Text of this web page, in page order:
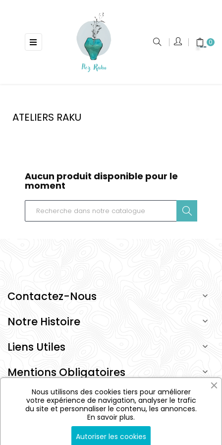
Basculer
la
☰ 0
ATELIERS RAKU
Aucun produit disponible pour le
moment
Contactez-Nous 
Notre Histoire 
Liens Utiles 
Mentions Obligatoires 
2026 Flozraku. Tous droits réservés.
Un site developer par
LIFEDIGITAL
Nous utilisons des cookies tiers pour améliorer
votre expérience de navigation, analyser le trafic
du site et personnaliser le contenu, les annonces.
En savoir plus.
Autoriser les cookies